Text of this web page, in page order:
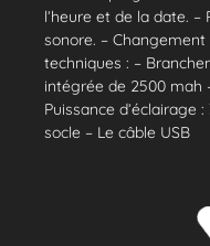
l’heure et de la date.
sonore. –
techniques : –
intégrée de 2500 mah
Puissance d’éclairage
socle – Le câble USB